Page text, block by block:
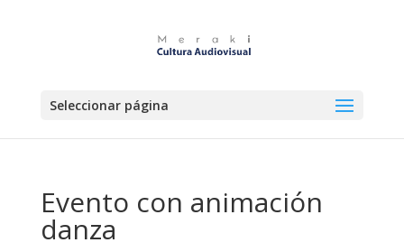
Seleccionar página
Evento con animación
danza